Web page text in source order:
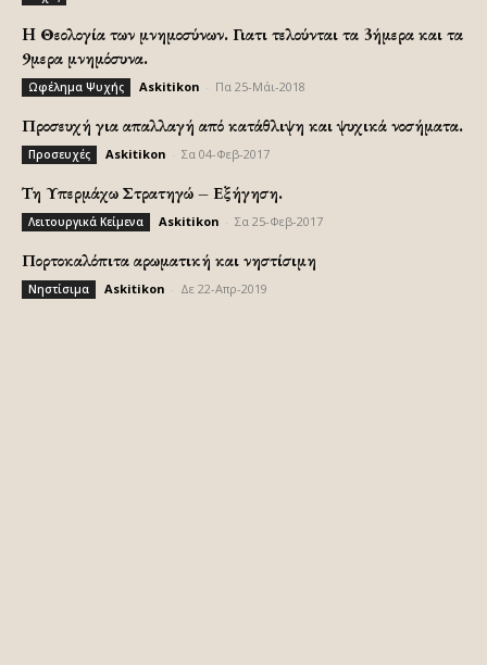
H Θεολογία των μνημοσύνων. Γιατι τελούνται τα 3ήμερα και τα
9μερα μνημόσυνα.
Ωφέλημα Ψυχής Askitikon Πα 25-Μάι-2018
Προσευχή για απαλλαγή από κατάθλιψη και ψυχικά νοσήματα.
Προσευχές Askitikon Σα 04-Φεβ-2017
Τη Υπερμάχω Στρατηγώ – Εξήγηση.
Λειτουργικά Κείμενα Askitikon Σα 25-Φεβ-2017
Πορτοκαλόπιτα αρωματική και νηστίσιμη
Νηστίσιμα Askitikon Δε 22-Απρ-2019